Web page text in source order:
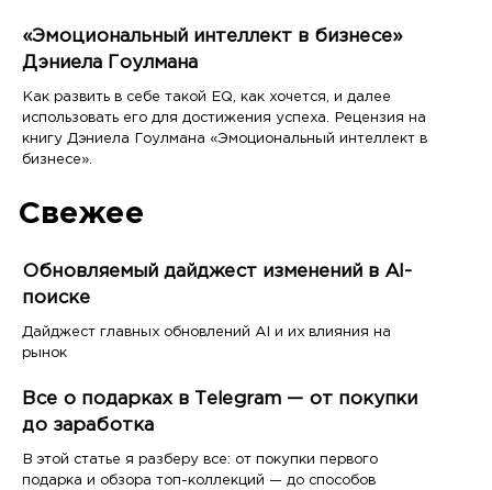
«Эмоциональный интеллект в бизнесе»
Дэниела Гоулмана
Как развить в себе такой EQ, как хочется, и далее
использовать его для достижения успеха. Рецензия на
книгу Дэниела Гоулмана «Эмоциональный интеллект в
бизнесе».
Свежее
Обновляемый дайджест изменений в AI-
поиске
Дайджест главных обновлений AI и их влияния на
рынок
Все о подарках в Telegram — от покупки
до заработка
В этой статье я разберу все: от покупки первого
подарка и обзора топ-коллекций — до способов